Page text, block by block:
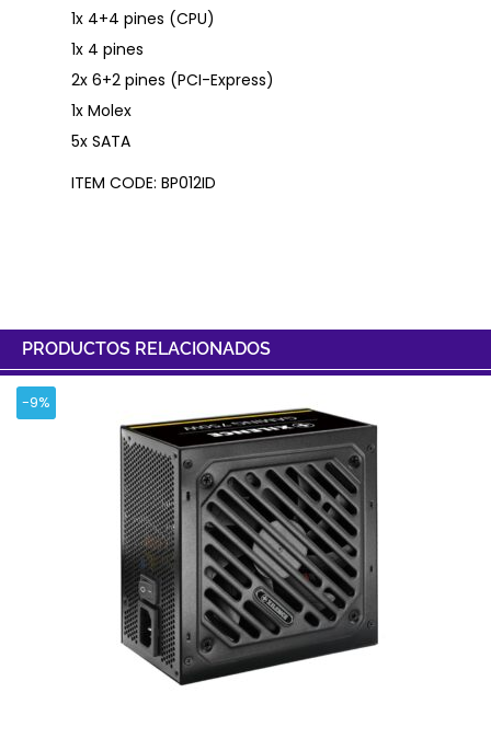
1x 4+4 pines (CPU)
1x 4 pines
2x 6+2 pines (PCI-Express)
1x Molex
5x SATA
ITEM CODE: BP012ID
PRODUCTOS RELACIONADOS
-9%